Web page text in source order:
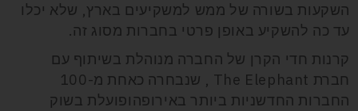
השקעות בשורה של ממש למשקיעים בארץ, שלא יכלו
עד כה להשקיע באופן פרטי בחברות מסוג זה.
קרנות חדי הקרן של החברה מנוהלת בשיתוף עם
חברת The Elephant , שנבחרה כאחת מ-100
החברות החדשניות ביותר באירופהופועלת בשוק